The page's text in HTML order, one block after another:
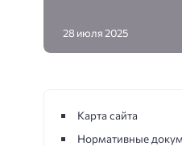
28 июля 2025
Карта сайта
Нормативные